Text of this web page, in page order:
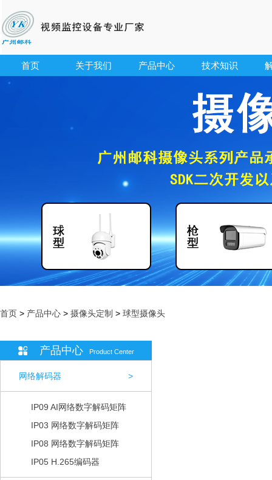
首页 关于我们 产品中心 技术知识
首页 > 产品中心 > 摄像头定制 > 球型摄像头
产品中心 Product Center
网络解码器 >
IP09 AI网络数字解码矩阵
IP03 网络数字解码矩阵
IP08 网络数字解码矩阵
IP05 H.265编码器